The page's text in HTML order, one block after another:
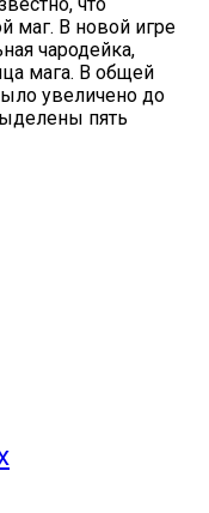
маг. В новой игре
чародейка,
мага. В общей
увеличено до
пять